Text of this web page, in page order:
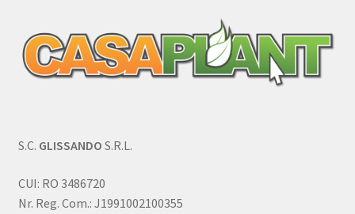
S.C. GLISSANDO S.R.L.
CUI: RO 3486720
Nr. Reg. Com.: J1991002100355